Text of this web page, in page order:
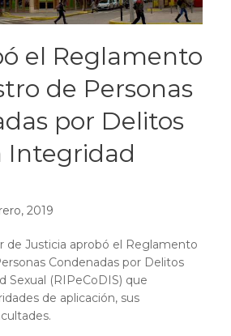
el Reglamento
de Personas
por Delitos
Integridad
2019
de Justicia aprobó el Reglamento
Condenadas por Delitos
Sexual (RIPeCoDIS) que
de aplicación, sus